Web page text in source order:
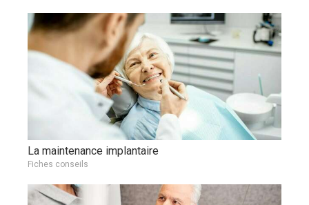
La maintenance implantaire
Fiches conseils